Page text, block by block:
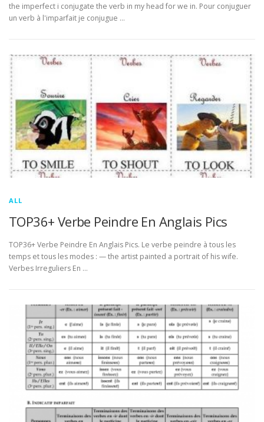
the imperfect i conjugate the verb in my head for we in. Pour conjuguer
un verb à l'imparfait je conjugue …
ALL
TOP36+ Verbe Peindre En Anglais Pics
TOP36+ Verbe Peindre En Anglais Pics. Le verbe peindre à tous les
temps et tous les modes : — the artist painted a portrait of his wife.
Verbes Irreguliers En …